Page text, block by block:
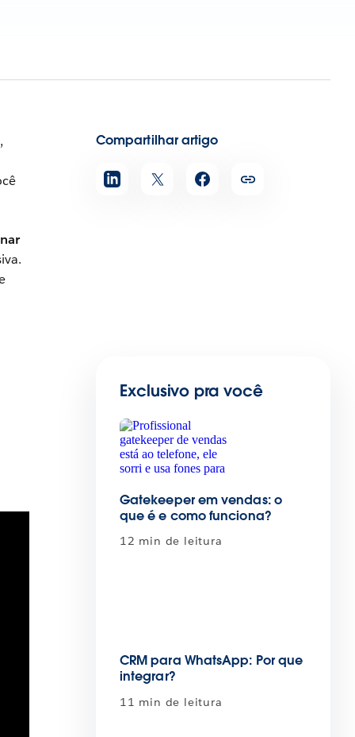
Compartilhar artigo
Exclusivo pra você
Gatekeeper em vendas: o
que é e como funciona?
12 min de leitura
CRM para WhatsApp: Por que
integrar?
11 min de leitura